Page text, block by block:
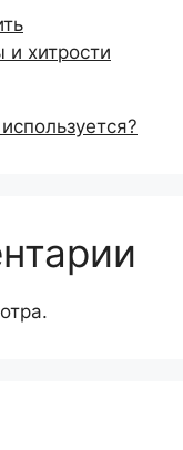
хитрости